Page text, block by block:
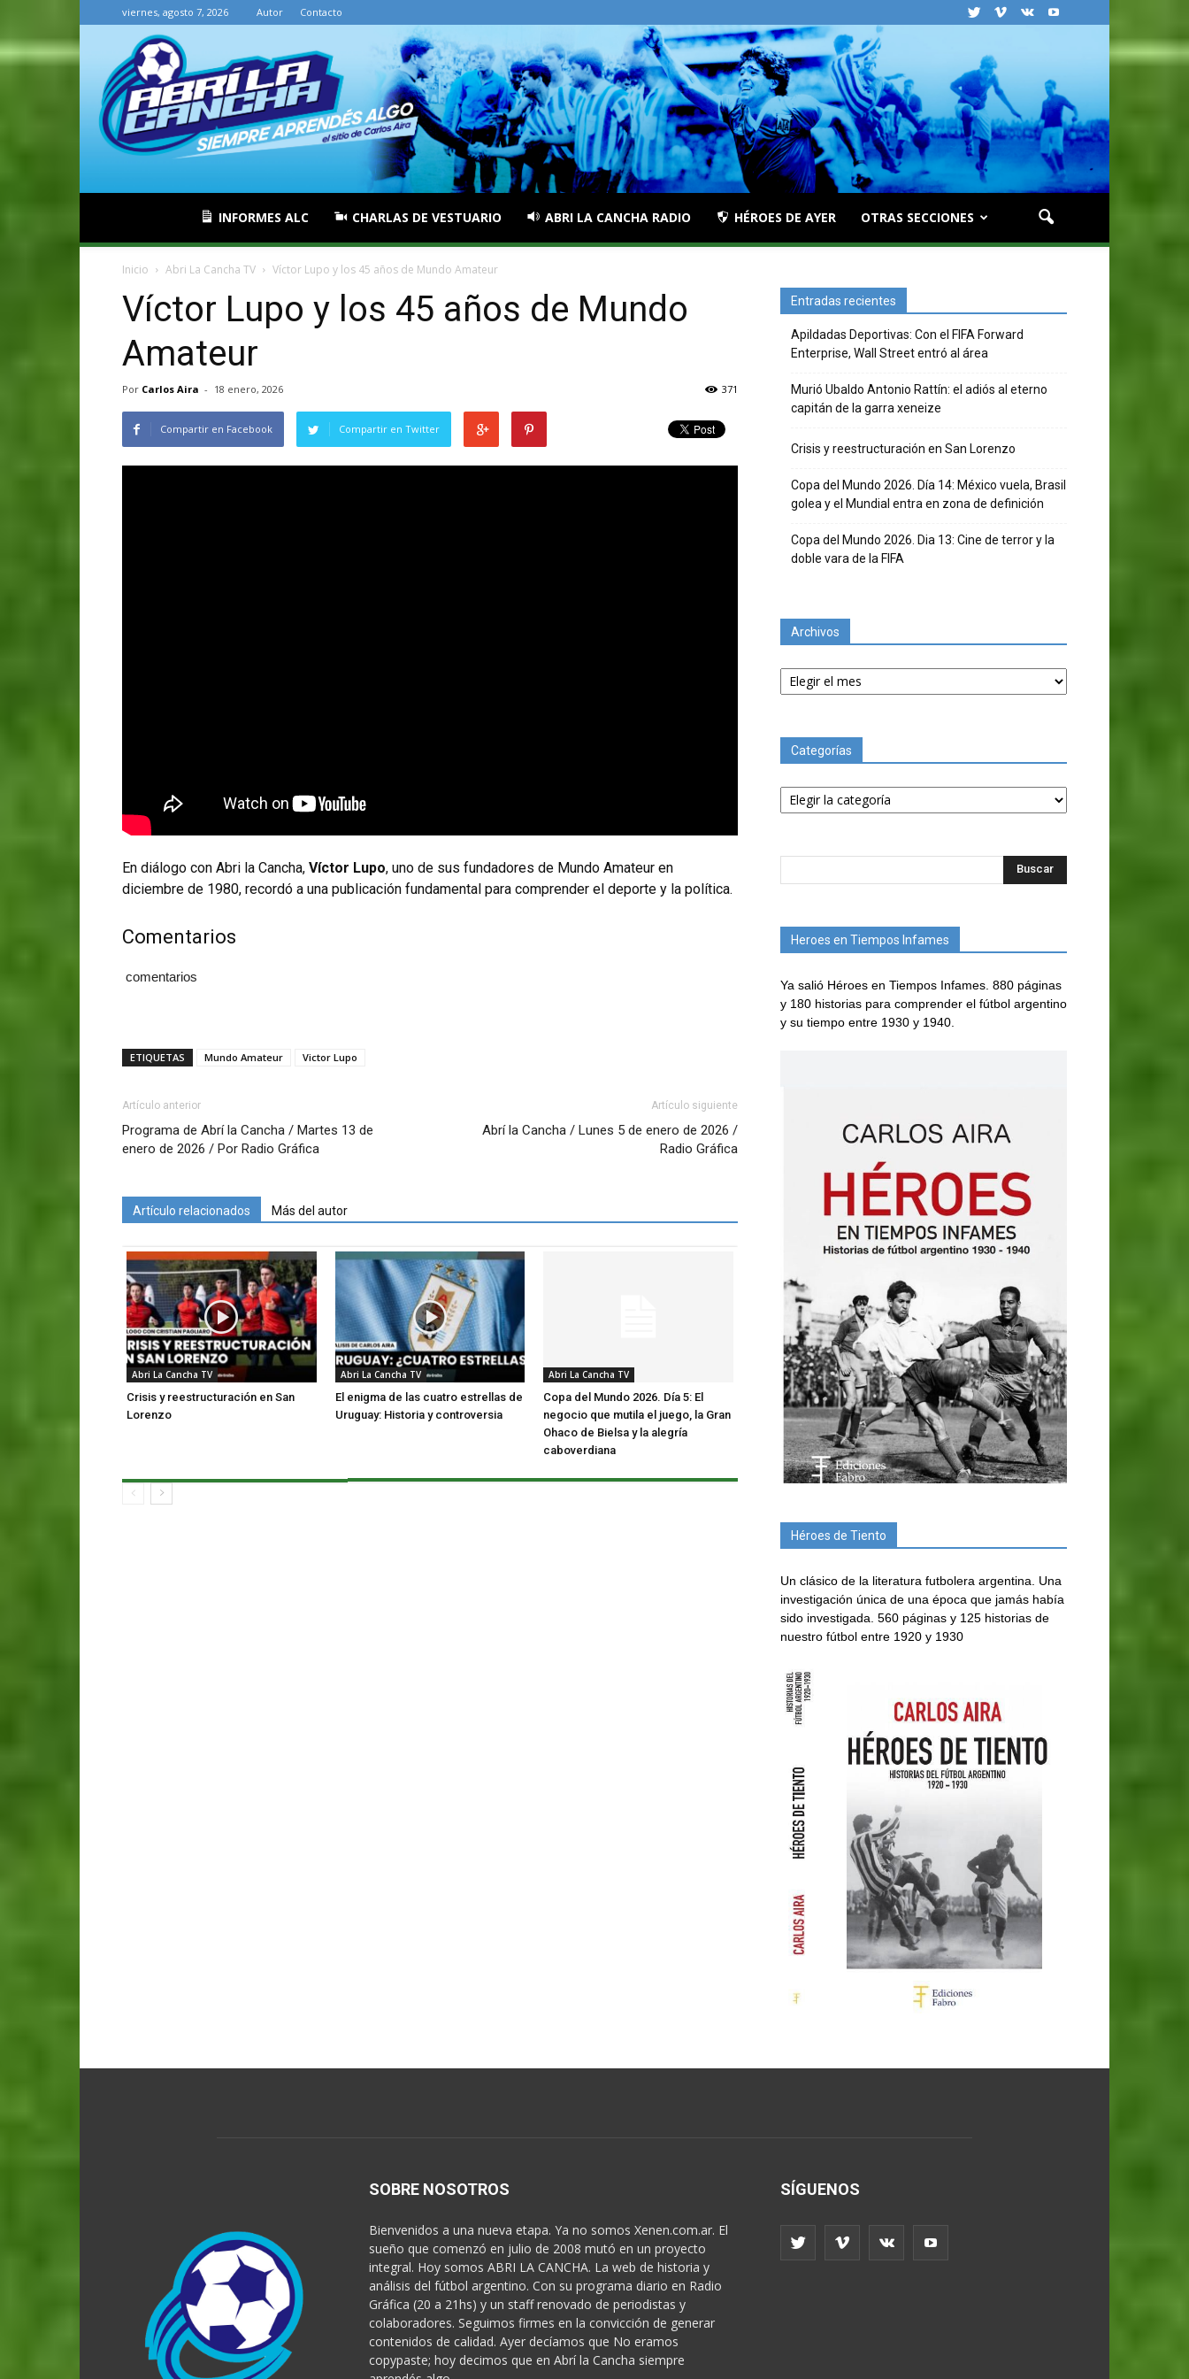
viernes, agosto 7, 2026 Autor Contacto
INFORMES ALC CHARLAS DE VESTUARIO ABRI LA CANCHA RADIO HÉROES DE AYER OTRAS SECCIONES
Inicio Abri La Cancha TV Víctor Lupo y los 45 años de Mundo Amateur
Víctor Lupo y los 45 años de Mundo
Amateur
Por Carlos Aira - 18 enero, 2026 371
Compartir en Facebook Compartir en Twitter
En diálogo con Abri la Cancha, Víctor Lupo, uno de sus fundadores de Mundo Amateur en
diciembre de 1980, recordó a una publicación fundamental para comprender el deporte y la política.
Comentarios
comentarios
ETIQUETAS Mundo Amateur Victor Lupo
Artículo anterior
Programa de Abrí la Cancha / Martes 13 de
enero de 2026 / Por Radio Gráfica
Artículo siguiente
Abrí la Cancha / Lunes 5 de enero de 2026 /
Radio Gráfica
Artículo relacionados Más del autor
Abri La Cancha TV
Crisis y reestructuración en San
Lorenzo
Abri La Cancha TV
El enigma de las cuatro estrellas de
Uruguay: Historia y controversia
Abri La Cancha TV
Copa del Mundo 2026. Día 5: El
negocio que mutila el juego, la Gran
Ohaco de Bielsa y la alegría
caboverdiana
Entradas recientes
Apildadas Deportivas: Con el FIFA Forward
Enterprise, Wall Street entró al área
Murió Ubaldo Antonio Rattín: el adiós al eterno
capitán de la garra xeneize
Crisis y reestructuración en San Lorenzo
Copa del Mundo 2026. Día 14: México vuela, Brasil
golea y el Mundial entra en zona de definición
Copa del Mundo 2026. Dia 13: Cine de terror y la
doble vara de la FIFA
Archivos
Archivos
Categorías
Categorías
Heroes en Tiempos Infames
Ya salió Héroes en Tiempos Infames. 880 páginas
y 180 historias para comprender el fútbol argentino
y su tiempo entre 1930 y 1940.
Héroes de Tiento
Un clásico de la literatura futbolera argentina. Una
investigación única de una época que jamás había
sido investigada. 560 páginas y 125 historias de
nuestro fútbol entre 1920 y 1930
SOBRE NOSOTROS
Bienvenidos a una nueva etapa. Ya no somos Xenen.com.ar. El
sueño que comenzó en julio de 2008 mutó en un proyecto
integral. Hoy somos ABRI LA CANCHA. La web de historia y
análisis del fútbol argentino. Con su programa diario en Radio
Gráfica (20 a 21hs) y un staff renovado de periodistas y
colaboradores. Seguimos firmes en la convicción de generar
contenidos de calidad. Ayer decíamos que No eramos
copypaste; hoy decimos que en Abrí la Cancha siempre
SÍGUENOS